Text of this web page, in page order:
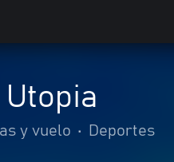
y vuelo • Deportes